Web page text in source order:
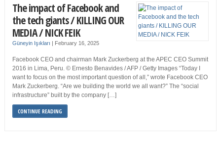
The impact of Facebook and
the tech giants / KILLING OUR
MEDIA / NICK FEIK
Güneyin Işıkları | February 16, 2025
Facebook CEO and chairman Mark Zuckerberg at the APEC CEO Summit
2016 in Lima, Peru. © Ernesto Benavides / AFP / Getty Images “Today I
want to focus on the most important question of all,” wrote Facebook CEO
Mark Zuckerberg. “Are we building the world we all want?” The “social
infrastructure” built by the company […]
CONTINUE READING